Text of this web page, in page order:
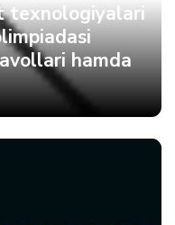
texnologiyalari
hamda